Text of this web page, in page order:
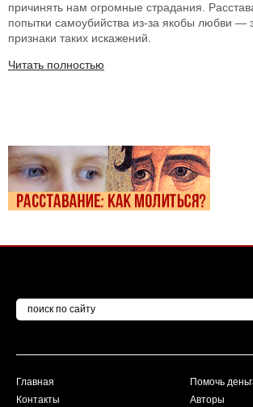
причинять нам огромные страдания.
попытки самоубийства из-за якобы любви —
признаки таких искажений.
Читать полностью
Главная
Контакты
Помочь
Авторы